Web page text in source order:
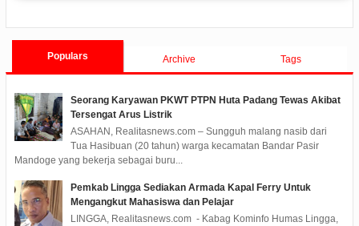
Populars Archive Tags
Seorang Karyawan PKWT PTPN Huta Padang Tewas Akibat
Tersengat Arus Listrik
ASAHAN, Realitasnews.com – Sungguh malang nasib dari
Tua Hasibuan (20 tahun) warga kecamatan Bandar Pasir
Mandoge yang bekerja sebagai buru...
Pemkab Lingga Sediakan Armada Kapal Ferry Untuk
Mengangkut Mahasiswa dan Pelajar
LINGGA, Realitasnews.com - Kabag Kominfo Humas Lingga,